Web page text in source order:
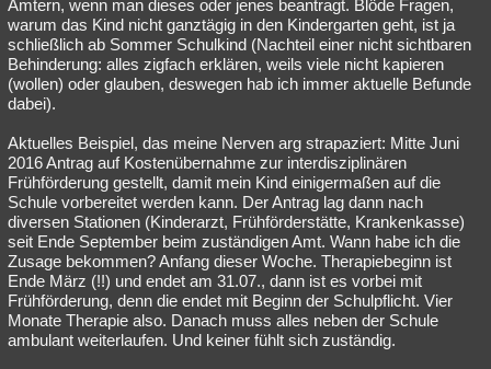
Ämtern, wenn man dieses oder jenes beantragt. Blöde Fragen,
warum das Kind nicht ganztägig in den Kindergarten geht, ist ja
schließlich ab Sommer Schulkind (Nachteil einer nicht sichtbaren
Behinderung: alles zigfach erklären, weils viele nicht kapieren
(wollen) oder glauben, deswegen hab ich immer aktuelle Befunde
dabei).
Aktuelles Beispiel, das meine Nerven arg strapaziert: Mitte Juni
2016 Antrag auf Kostenübernahme zur interdisziplinären
Frühförderung gestellt, damit mein Kind einigermaßen auf die
Schule vorbereitet werden kann. Der Antrag lag dann nach
diversen Stationen (Kinderarzt, Frühförderstätte, Krankenkasse)
seit Ende September beim zuständigen Amt. Wann habe ich die
Zusage bekommen? Anfang dieser Woche. Therapiebeginn ist
Ende März (!!) und endet am 31.07., dann ist es vorbei mit
Frühförderung, denn die endet mit Beginn der Schulpflicht. Vier
Monate Therapie also. Danach muss alles neben der Schule
ambulant weiterlaufen. Und keiner fühlt sich zuständig.